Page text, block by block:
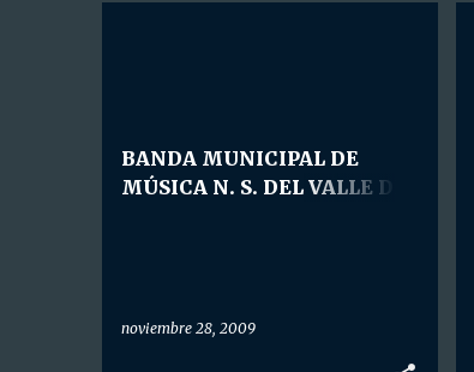
BANDA MUNICIPAL DE
MÚSICA N. S. DEL VALLE DE
noviembre 28, 2009